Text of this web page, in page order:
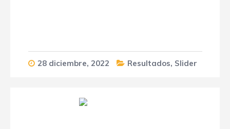
28 diciembre, 2022 Resultados, Slider